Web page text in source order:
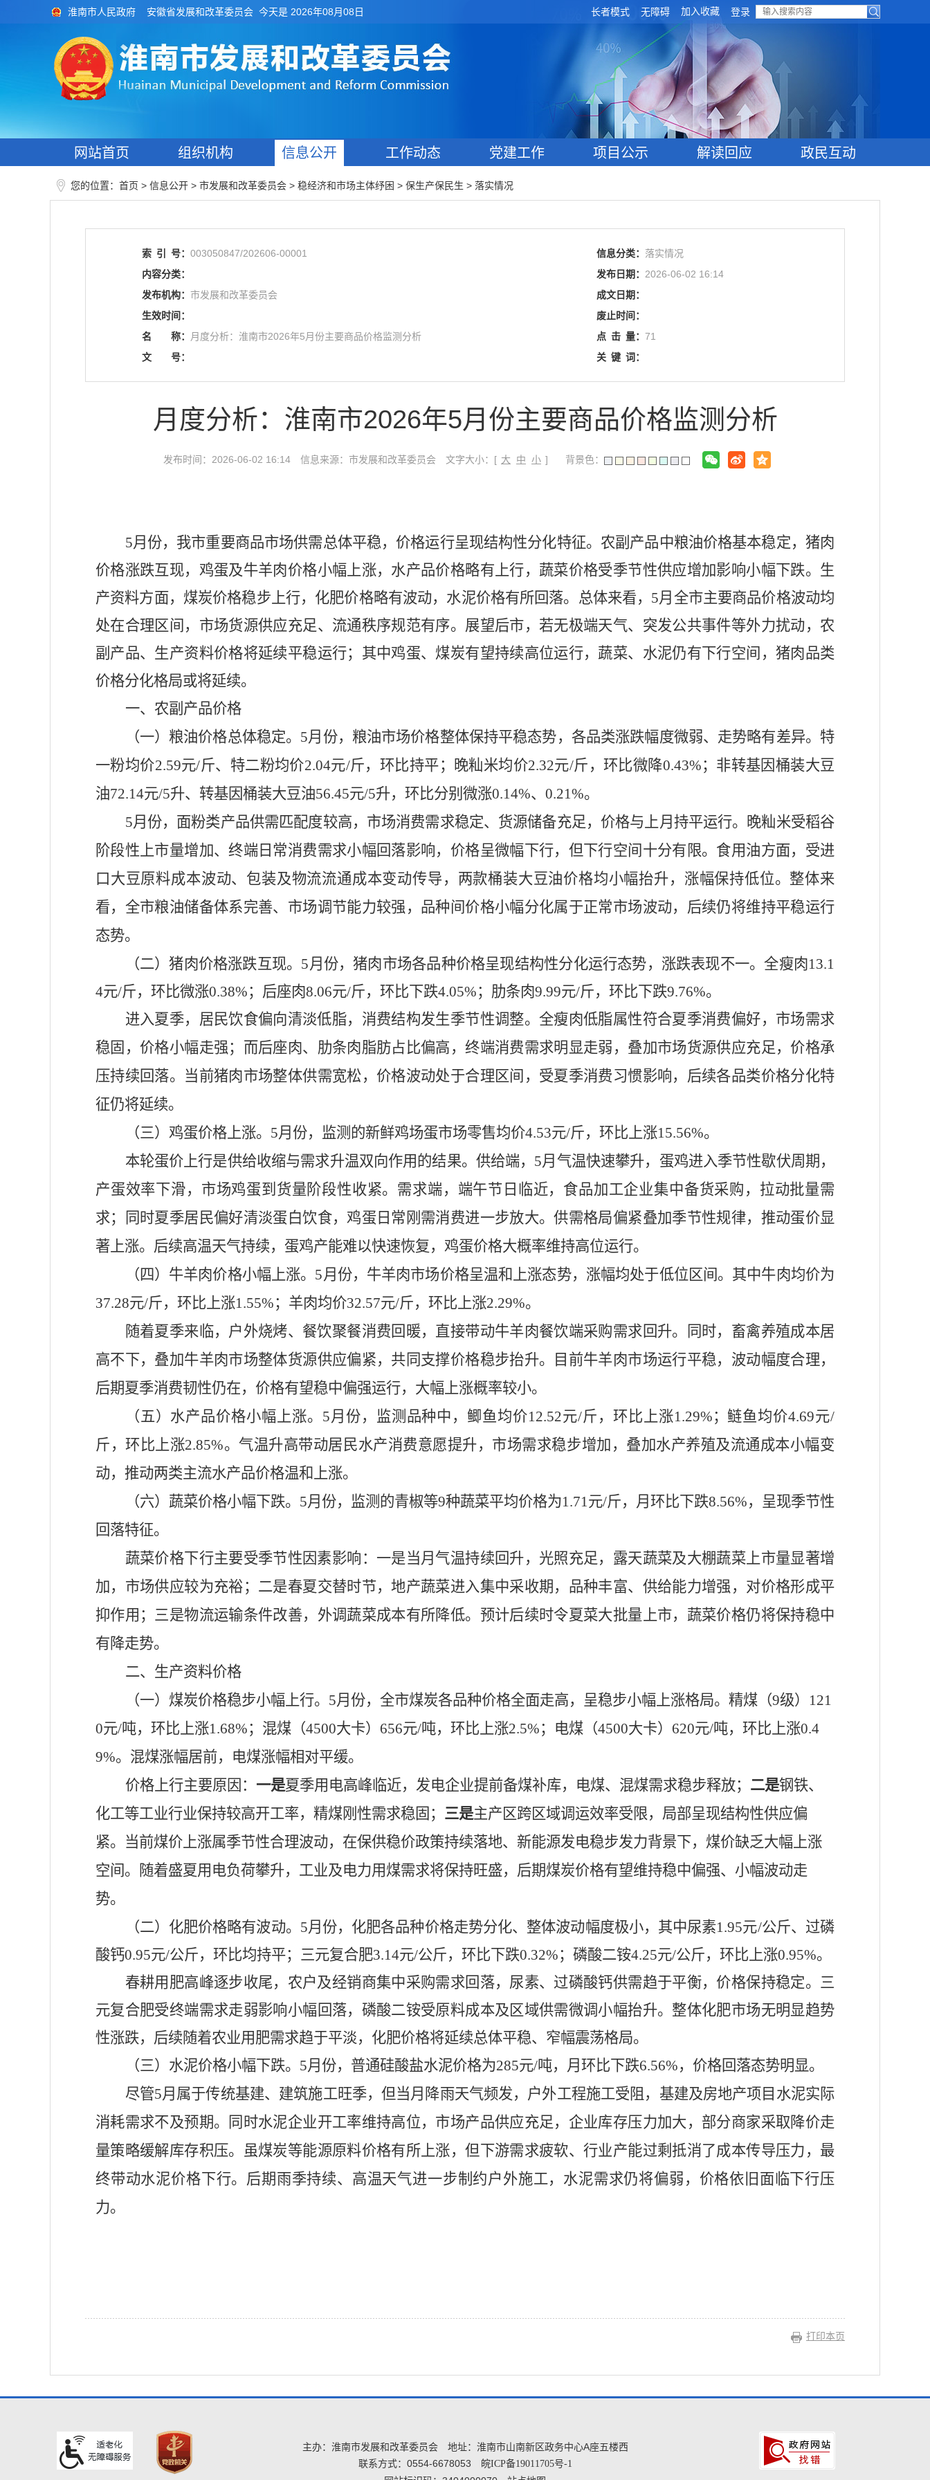
淮南市人民政府 安徽省发展和改革委员会 今天是 2026年08月08日 长者模式 无障碍 加入收藏 登录
网站首页 组织机构 信息公开 工作动态 党建工作 项目公示 解读回应 政民互动
您的位置： 首页 > 信息公开 > 市发展和改革委员会 > 稳经济和市场主体纾困 > 保生产保民生 > 落实情况
索 引 号： 003050847/202606-00001 信息分类： 落实情况
内容分类：
发布日期： 2026-06-02 16:14
发布机构： 市发展和改革委员会
成文日期：
生效时间：
废止时间：
名
称： 月度分析：淮南市2026年5月份主要商品价格监测分析 点 击 量： 71
文
号： 关 键 词：
月度分析：淮南市2026年5月份主要商品价格监测分析
发布时间：2026-06-02 16:14 信息来源：市发展和改革委员会 文字大小：[ 大 中 小 ] 背景色：
5月份，我市重要商品市场供需总体平稳，价格运行呈现结构性分化特征。农副产品中粮油价格基本稳定，猪肉
价格涨跌互现，鸡蛋及牛羊肉价格小幅上涨，水产品价格略有上行，蔬菜价格受季节性供应增加影响小幅下跌。生
产资料方面，煤炭价格稳步上行，化肥价格略有波动，水泥价格有所回落。总体来看，5月全市主要商品价格波动均
处在合理区间，市场货源供应充足、流通秩序规范有序。展望后市，若无极端天气、突发公共事件等外力扰动，农
副产品、生产资料价格将延续平稳运行；其中鸡蛋、煤炭有望持续高位运行，蔬菜、水泥仍有下行空间，猪肉品类
价格分化格局或将延续。
一、农副产品价格
（一）粮油价格总体稳定。 5月份，粮油市场价格整体保持平稳态势，各品类涨跌幅度微弱、走势略有差异。特
一粉均价2.59元/斤、特二粉均价2.04元/斤，环比持平；晚籼米均价2.32元/斤，环比微降0.43%；非转基因桶装大豆
油72.14元/5升、转基因桶装大豆油56.45元/5升，环比分别微涨0.14%、0.21%。
5月份， 面粉类产品供需匹配度较高，市场消费需求稳定、货源储备充足，价格与上月持平运行。晚籼米受稻谷
阶段性上市量增加、终端日常消费需求小幅 回落影响，价格呈微幅下行，但下行空间十分有限。食用油方面，受进
口大豆原料成本波动、包装及物流流通成本变动传导，两款桶装大豆油价格均小幅抬升，涨幅保持低位。整体来
看，全市粮油储备体系完善、市场调节能力较强，品种间价格小幅分化属于正常市场波动，后续仍将维持平稳运行
态势。
（二）猪肉价格涨跌互现。 5月份，猪肉市场各品种价格呈现结构性分化运行态势，涨跌表现不一。全瘦肉13.1
4元/斤，环比微涨0.38%； 后座肉8.06元/斤，环比下跌4.05%； 肋条肉9.99元/斤，环比下跌9.76%。
进入夏季，居民饮食偏向清淡低脂，消费结构发生季节性调整。全瘦肉低脂属性符合夏季消费偏好，市场需求
稳固，价格小幅走强；而后座肉、肋条肉脂肪占比偏高，终端消费需求明显走弱，叠加市场货源供应充足，价格承
压持续回落。当前猪肉市场整体供需宽松，价格波动处于合理区间，受夏季消费习惯影响，后续各品类价格分化特
征仍将延续。
（三）鸡蛋价格上涨。 5月份， 监测的新鲜鸡场蛋市场零售均价4.53元/斤， 环比上涨15.56%。
本轮蛋价上行是供给收缩与需求升温双向作用的结果。供给端， 5月气温快速攀升，蛋鸡进入季节性歇伏周期，
产蛋效率下滑，市场鸡蛋到货量阶段性收紧。需求端，端午节日临近，食品加工企业集中备货采购，拉动批量需
求；同时夏季居民偏好清淡蛋白饮食，鸡蛋日常刚需消费进一步放大。供需格局偏紧叠加季节性规律，推动蛋价显
著上涨。后续高温天气持续，蛋鸡产能难以快速恢复，鸡蛋价格大概率维持高位运行。
（四）牛羊肉价格小幅上涨。 5月份， 牛羊肉市场价格呈温和上涨态势，涨幅均处于低位区间。其中牛肉均价为
37.28元/斤，环比上涨1.55%；羊肉均价32.57元/斤，环比上涨2.29%。
随着夏季来临，户外烧烤、餐饮聚餐消费回暖，直接带动牛羊肉餐饮端采购需求回升。同时，畜禽养殖成本居
高不下，叠加牛羊肉市场整体货源供应偏紧，共同支撑价格稳步抬升。目前牛羊肉市场运行平稳，波动幅度合理，
后期夏季消费韧性仍在，价格有望稳中偏强运行，大幅上涨概率较小。
（五）水产品价格小幅上涨。 5月份，监测品种中，鲫鱼 均价12.52元/斤 ，环比上涨1.29%； 鲢鱼 均价4.69元/
斤，环比上涨2.85%。气温升高带动居民水产消费意愿提升，市场需求稳步增加，叠加水产养殖及流通成本小幅变
动，推动两类主流水产品价格温和上涨。
（六）蔬菜价格小幅下跌。 5月份， 监测的青椒等9种蔬菜平均价格为1.71元/斤，月环比下跌8.56%，呈现季节性
回落特征。
蔬菜价格下行主要受季节性因素影响：一是当月气温持续回升，光照充足，露天蔬菜及大棚蔬菜上市量显著增
加，市场供应较为充裕；二是春夏交替时节，地产蔬菜进入集中采收期，品种丰富、供给能力增强，对价格形成平
抑作用；三是物流运输条件改善，外调蔬菜成本有所降低。预计后续时令夏菜大批量上市，蔬菜价格仍将保持稳中
有降走势。
二、生产资料价格
（一）煤炭价格稳步小幅上行。 5月份， 全市煤炭各品种价格全面走高，呈稳步小幅上涨格局。精煤（9级）121
0元/吨，环比上涨1.68%；混煤（4500大卡）656元/吨，环比上涨2.5%；电煤（4500大卡）620元/吨，环比上涨0.4
9%。混煤涨幅居前，电煤涨幅相对平缓。
价格上行主要原因： 一是夏季用电高峰临近，发电企业提前备煤补库，电煤、混煤需求稳步释放； 二是钢铁、
化工等工业行业保持较高开工率，精煤刚性需求稳固； 三是主产区跨区域调运效率受限，局部呈现结构性供应偏
紧。当前煤价上涨属季节性合理波动，在保供稳价政策持续落地、新能源发电稳步发力背景下，煤价缺乏大幅上涨
空间。随着盛夏用电负荷攀升，工业及电力用煤需求将保持旺盛，后期煤炭价格有望维持稳中偏强、小幅波动走
势。
（二）化肥价格略有波动。 5月份， 化肥各品种价格走势分化、整体波动幅度极小，其中尿素1.95元/公斤、 过磷
酸钙0.95元/公斤， 环比均持平； 三元复合肥3.14元/公斤，环比下跌0.32%；磷酸二铵4.25元/公斤， 环比上涨0.95%。
春耕用肥高峰逐步收尾，农户及经销商集中采购需求回落，尿素、过磷酸钙供需趋于平衡，价格保持稳定。三
元复合肥受终端需求走弱影响小幅回落，磷酸二铵受原料成本及区域供需微调小幅抬升。整体化肥市场无明显趋势
性涨跌，后续随着农业用肥需求趋于平淡，化肥价格将延续总体平稳、窄幅震荡格局。
（三）水泥价格小幅下跌。 5月份， 普通硅酸盐水泥价格为285元/吨，月环比下跌6.56%，价格回落态势明显。
尽管5月属于传统基建、建筑施工旺季，但当月降雨天气频发，户外工程施工受阻，基建及房地产项目水泥实际
消耗需求不及预期。同时水泥企业开工率维持高位，市场产品供应充足，企业库存压力加大，部分商家采取降价走
量策略缓解库存积压。虽煤炭等能源原料价格有所上涨，但下游需求疲软、行业产能过剩抵消了成本传导压力，最
终带动水泥价格下行。后期雨季持续、高温天气进一步制约户外施工，水泥需求仍将偏弱，价格依旧面临下行压
力。
打印本页
主办：淮南市发展和改革委员会
地址：淮南市山南新区政务中心A座五楼西
联系方式：0554-6678053
皖ICP备19011705号-1